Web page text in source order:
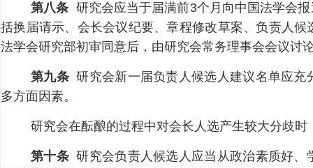
第八条 研究会应当于届满前3个月向中国法学会
括换届请示、会长会议纪要、章程修改草案、负责人
法学会研究部初审同意后，由研究会常务理事会会议讨
第九条研究会新一届负责人候选人建议名单应充
多方面因素。
研究会在酝酿的过程中对会长人选产生较大分歧
第十条研究会负责人候选人应当从政治素质好、